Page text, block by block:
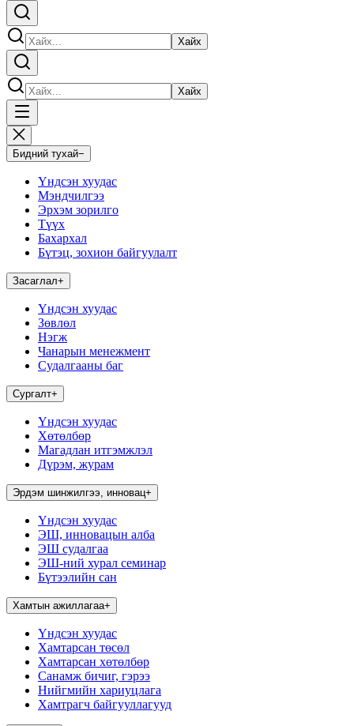
Хайх
Хайх
Бидний тухай−
Үндсэн хуудас
Мэндчилгээ
Эрхэм зорилго
Түүх
Бахархал
Бүтэц, зохион байгуулалт
Засаглал+
Үндсэн хуудас
Зөвлөл
Нэгж
Чанарын менежмент
Судалгааны баг
Сургалт+
Үндсэн хуудас
Хөтөлбөр
Магадлан итгэмжлэл
Дүрэм, журам
Эрдэм шинжилгээ, инновац+
Үндсэн хуудас
ЭШ, инновацын алба
ЭШ судалгаа
ЭШ-ний хурал семинар
Бүтээлийн сан
Хамтын ажиллагаа+
Үндсэн хуудас
Хамтарсан төсөл
Хамтарсан хөтөлбөр
Санамж бичиг, гэрээ
Нийгмийн хариуцлага
Хамтрагч байгууллагууд